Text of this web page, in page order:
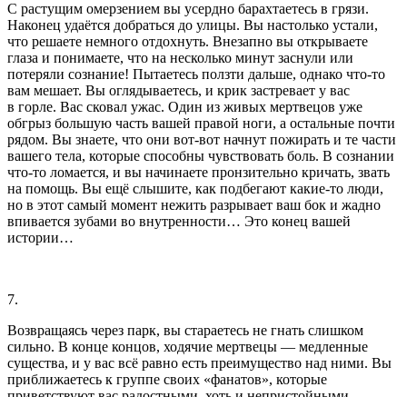
С растущим омерзением вы усердно барахтаетесь в грязи.
Наконец удаётся добраться до улицы. Вы настолько устали,
что решаете немного отдохнуть. Внезапно вы открываете
глаза и понимаете, что на несколько минут заснули или
потеряли сознание! Пытаетесь ползти дальше, однако что-то
вам мешает. Вы оглядываетесь, и крик застревает у вас
в горле. Вас сковал ужас. Один из живых мертвецов уже
обгрыз большую часть вашей правой ноги, а остальные почти
рядом. Вы знаете, что они вот-вот начнут пожирать и те части
вашего тела, которые способны чувствовать боль. В сознании
что-то ломается, и вы начинаете пронзительно кричать, звать
на помощь. Вы ещё слышите, как подбегают какие-то люди,
но в этот самый момент нежить разрывает ваш бок и жадно
впивается зубами во внутренности… Это конец вашей
истории…
7.
Возвращаясь через парк, вы стараетесь не гнать слишком
сильно. В конце концов, ходячие мертвецы — медленные
существа, и у вас всё равно есть преимущество над ними. Вы
приближаетесь к группе своих «фанатов», которые